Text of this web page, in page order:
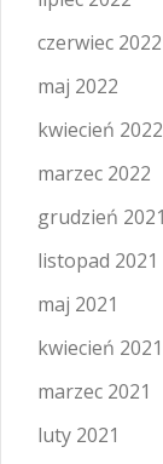
czerwiec 2022
maj 2022
kwiecień 2022
marzec 2022
grudzień 2021
listopad 2021
maj 2021
kwiecień 2021
marzec 2021
luty 2021